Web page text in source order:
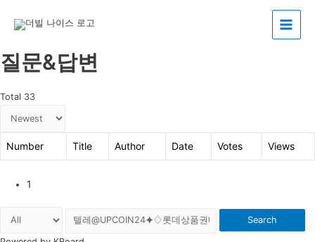
Main
질문&답변
Total 33
Number Title Author Date Votes Views
1
Search